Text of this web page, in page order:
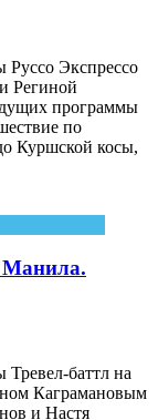
Руссо Экспрессо
Региной
программы
по
Куршской косы,
Манила.
баттл на
Каграмановым
и Настя